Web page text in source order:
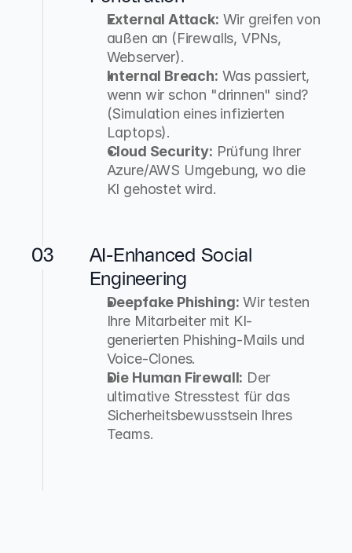
External Attack: Wir greifen von
außen an (Firewalls, VPNs,
Webserver).
Internal Breach: Was passiert,
wenn wir schon "drinnen" sind?
(Simulation eines infizierten
Laptops).
Cloud Security: Prüfung Ihrer
Azure/AWS Umgebung, wo die
KI gehostet wird.
03
AI-Enhanced Social
Engineering
Deepfake Phishing: Wir testen
Ihre Mitarbeiter mit KI-
generierten Phishing-Mails und
Voice-Clones.
Die Human Firewall: Der
ultimative Stresstest für das
Sicherheitsbewusstsein Ihres
Teams.